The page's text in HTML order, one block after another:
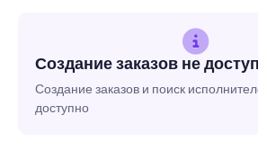
Создание заказов не
Создание заказов и поиск
доступно